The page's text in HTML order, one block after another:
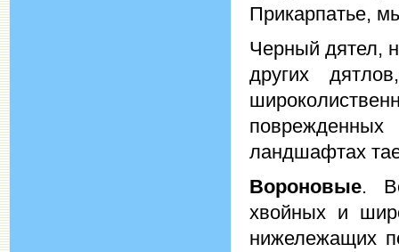
Прикарпатье,
Черный дятел,
других
ландшафтах
Вороновые.
хвойных и
нижележащих